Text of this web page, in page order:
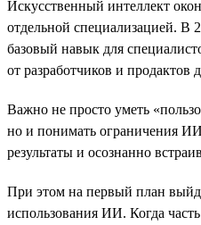
Искусственный интеллект
отдельной специализацией.
базовый навык для
от разработчиков и продактов
Важно не просто уметь
но и понимать ограничения
результаты и осознанно
При этом на первый план
использования ИИ. Когда